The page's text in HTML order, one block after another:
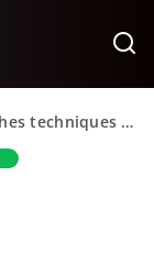
techniques